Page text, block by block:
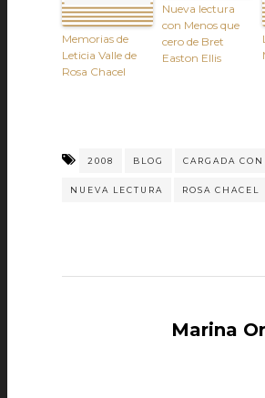
Memorias de
Leticia Valle de
Rosa Chacel
Nueva lectura
con Menos que
cero de Bret
Easton Ellis
2008 BLOG CARGADA
NUEVA LECTURA ROSA CHACEL
Marina